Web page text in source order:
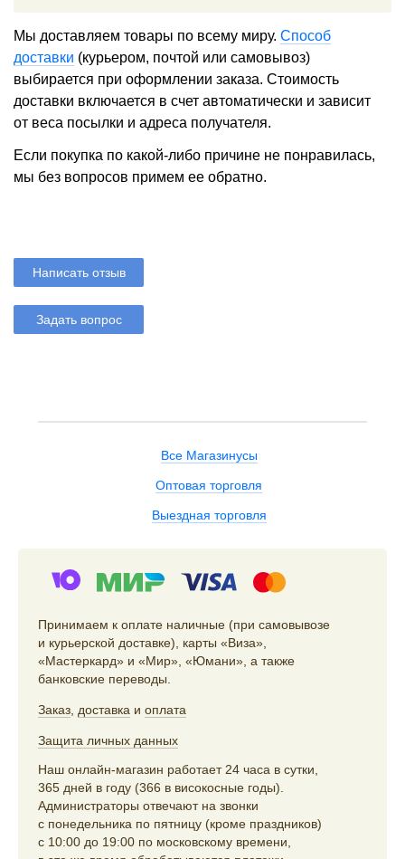
Мы доставляем товары по всему миру. Способ
доставки (курьером, почтой или самовывоз)
выбирается при оформлении заказа. Стоимость
доставки включается в счет автоматически и зависит
от веса посылки и адреса получателя.
Если покупка по какой-либо причине не понравилась,
мы без вопросов примем ее обратно.
Написать отзыв
Задать вопрос
Все Магазинусы
Оптовая торговля
Выездная торговля
Принимаем к оплате наличные (при самовывозе
и курьерской доставке), карты «Виза»,
«Мастеркард» и «Мир», «Юмани», а также
банковские переводы.
Заказ доставка и оплата
Защита личных данных
Наш онлайн-магазин работает 24 часа в сутки,
365 дней в году (366 в високосные годы).
Администраторы отвечают на звонки
с понедельника по пятницу (кроме праздников)
с 10:00 до 19:00 по московскому времени,